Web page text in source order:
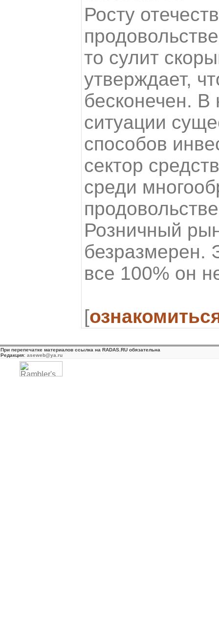
Росту
то сулит
утверждает,
бесконечен.
ситуации
способов
сектор
среди
Розничный
безразмерен.
все 100% он
[
При перепечатке материалов ссылка на RADAS.RU обязательна
Редакция: aseweb@ya.ru